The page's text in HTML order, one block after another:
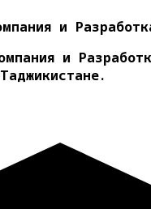
и
и